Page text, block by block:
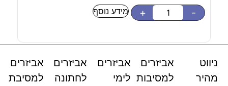
-
+ מידע נוסף
ניווט
מהיר
אביזרים
למסיבות
אביזרים
לימי
אביזרים
לחתונה
אביזרים
למסיבת